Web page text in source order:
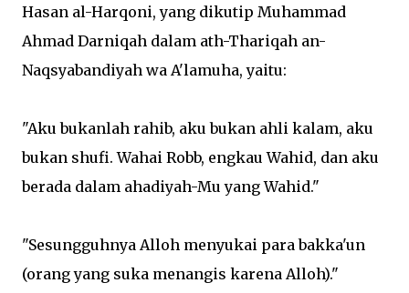
Hasan al-Harqoni, yang dikutip Muhammad
Ahmad Darniqah dalam ath-Thariqah an-
Naqsyabandiyah wa A'lamuha, yaitu:
"Aku bukanlah rahib, aku bukan ahli kalam, aku
bukan shufi. Wahai Robb, engkau Wahid, dan aku
berada dalam ahadiyah-Mu yang Wahid."
"Sesungguhnya Alloh menyukai para bakka'un
(orang yang suka menangis karena Alloh)."